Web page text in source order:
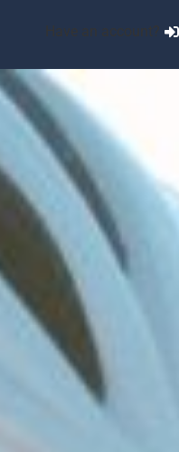
Have an account?
やれ！クラファン
券発売中！